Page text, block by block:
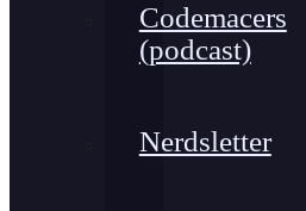
Codemacers
(podcast)
Nerdsletter